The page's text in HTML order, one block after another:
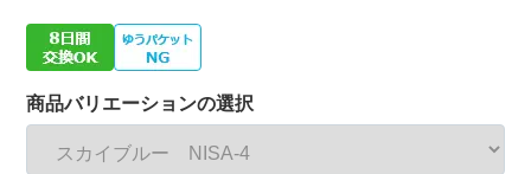
商品バリエーションの選択